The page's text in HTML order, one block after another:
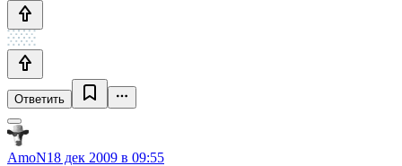
Ответить
AmoN18 дек 2009 в 09:55